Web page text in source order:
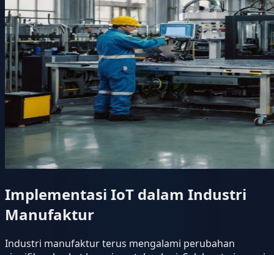
Implementasi IoT dalam Industri
Manufaktur
Industri manufaktur terus mengalami perubahan